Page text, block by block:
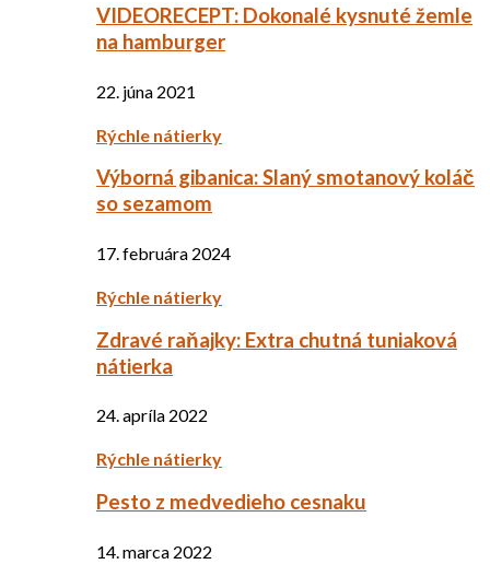
VIDEORECEPT: Dokonalé kysnuté žemle
na hamburger
22. júna 2021
Rýchle nátierky
Výborná gibanica: Slaný smotanový koláč
so sezamom
17. februára 2024
Rýchle nátierky
Zdravé raňajky: Extra chutná tuniaková
nátierka
24. apríla 2022
Rýchle nátierky
Pesto z medvedieho cesnaku
14. marca 2022